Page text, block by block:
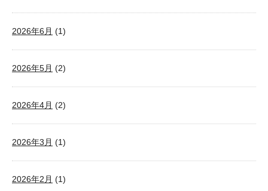
2026年6月 (1)
2026年5月 (2)
2026年4月 (2)
2026年3月 (1)
2026年2月 (1)